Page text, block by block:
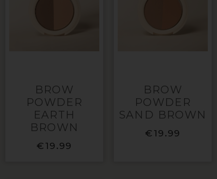
BROW
POWDER
EARTH
BROWN
€ 19.99
BROW
POWDER
SAND BROWN
€ 19.99